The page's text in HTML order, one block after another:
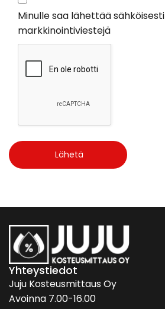
Minulle saa lähettää sähköisesti
markkinointiviestejä
Yhteystiedot
Juju Kosteusmittaus Oy
Avoinna 7.00-16.00